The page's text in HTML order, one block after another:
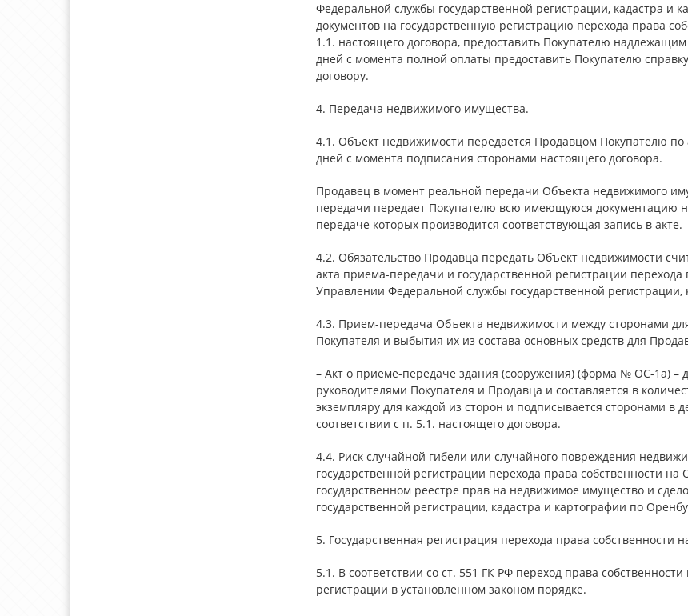
Федеральной службы государственной регистрации, кадастра и
документов на государственную регистрацию перехода права
1.1. настоящего договора, предоставить Покупателю
дней с момента полной оплаты предоставить Покупателю
договору.
4. Передача недвижимого имущества.
4.1. Объект недвижимости передается Продавцом Покупателю
дней с момента подписания сторонами настоящего договора.
Продавец в момент реальной передачи Объекта недвижимого
передачи передает Покупателю всю имеющуюся документацию
передаче которых производится соответствующая запись в акте.
4.2. Обязательство Продавца передать Объект недвижимости
акта приема-передачи и государственной регистрации
Управлении Федеральной службы государственной регистрации,
4.3. Прием-передача Объекта недвижимости между сторонами
Покупателя и выбытия их из состава основных средств для
– Акт о приеме-передаче здания (сооружения) (форма № ОС-1а) –
руководителями Покупателя и Продавца и составляется в
экземпляру для каждой из сторон и подписывается сторонами
соответствии с п. 5.1. настоящего договора.
4.4. Риск случайной гибели или случайного повреждения
государственной регистрации перехода права собственности
государственном реестре прав на недвижимое имущество и
государственной регистрации, кадастра и картографии по
5. Государственная регистрация перехода права собственности
5.1. В соответствии со ст. 551 ГК РФ переход права
регистрации в установленном законом порядке.